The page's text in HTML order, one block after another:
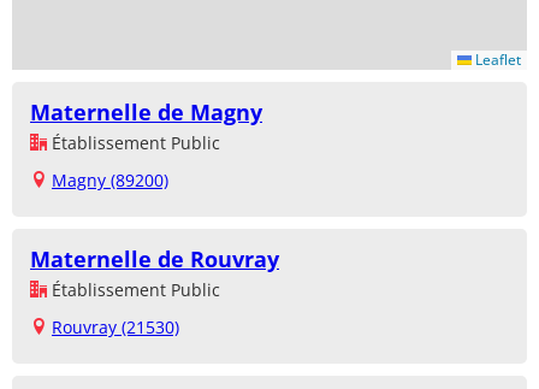
Leaflet
Maternelle de Magny
Établissement Public
Magny (89200)
Maternelle de Rouvray
Établissement Public
Rouvray (21530)